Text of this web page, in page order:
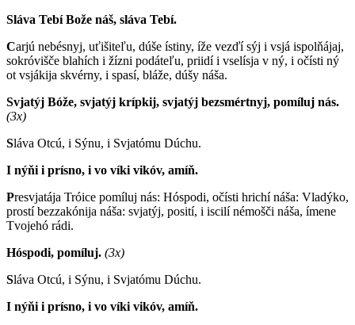
Sláva Tebí Bože náš, sláva Tebí.
Carjú nebésnyj, uťišiteľu, dúše ístiny, íže vezďí sýj i vsjá ispolňájaj,
sokróvišče blahích i žízni podáteľu, priidí i vselísja v ný, i očísti ný
ot vsjákija skvérny, i spasí, bláže, dúšy náša.
Svjatýj Bóže, svjatýj krípkij, svjatýj bezsmértnyj, pomíluj nás.
(3x)
Sláva Otcú, i Sýnu, i Svjatómu Dúchu.
I nýňi i prísno, i vo víki vikóv, amíň.
Presvjatája Tróice pomíluj nás: Hóspodi, očísti hrichí náša: Vladýko,
prostí bezzakónija náša: svjatýj, posití, i iscilí némošči náša, ímene
Tvojehó rádi.
Hóspodi, pomíluj. (3x)
Sláva Otcú, i Sýnu, i Svjatómu Dúchu.
I nýňi i prísno, i vo víki vikóv, amíň.